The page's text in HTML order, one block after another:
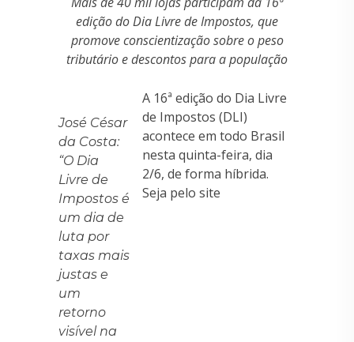
edição do Dia Livre de Impostos, que
promove conscientização sobre o peso
tributário e descontos para a população
José César
da Costa:
“O Dia
Livre de
Impostos é
um dia de
luta por
taxas mais
justas e
um
retorno
visível na
A 16ª edição do Dia Livre
de Impostos (DLI)
acontece em todo Brasil
nesta quinta-feira, dia
2/6, de forma híbrida.
Seja pelo site